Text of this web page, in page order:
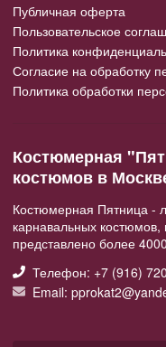
Публичная оферта
Пользовательское
Политика
Согласие на обработку
Политика обработки
Костюмерная
костюмов в
Костюмерная Пятница -
карнавальных
представлено более
Телефон: +7 (916)
Email: